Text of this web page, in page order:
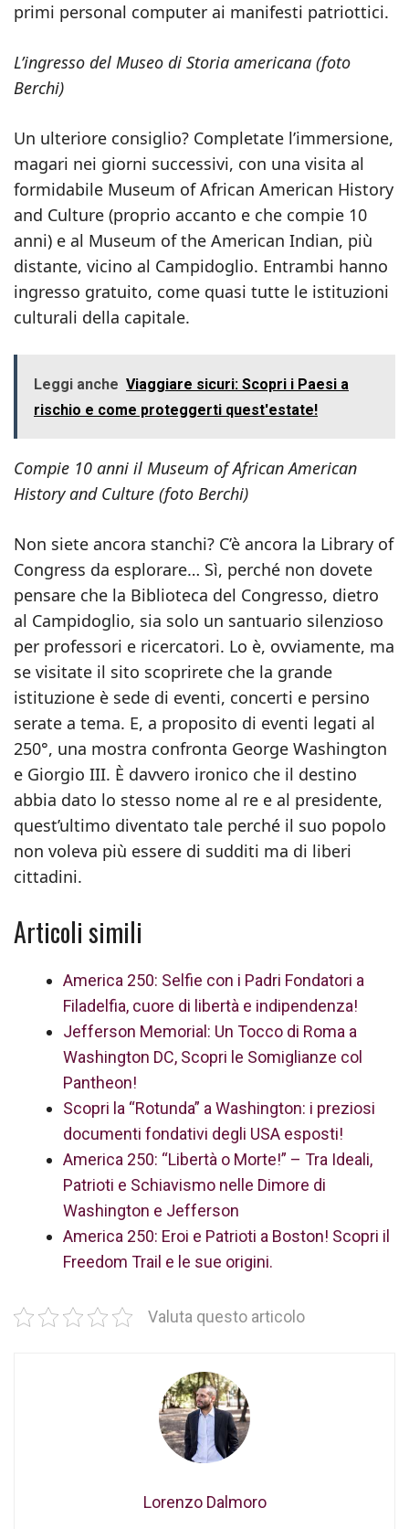
primi personal computer ai manifesti patriottici.
L’ingresso del Museo di Storia americana (foto
Berchi)
Un ulteriore consiglio? Completate l’immersione,
magari nei giorni successivi, con una visita al
formidabile Museum of African American History
and Culture (proprio accanto e che compie 10
anni) e al Museum of the American Indian, più
distante, vicino al Campidoglio. Entrambi hanno
ingresso gratuito, come quasi tutte le istituzioni
culturali della capitale.
Leggi anche Viaggiare sicuri: Scopri i Paesi a
rischio e come proteggerti quest'estate!
Compie 10 anni il Museum of African American
History and Culture (foto Berchi)
Non siete ancora stanchi? C’è ancora la Library of
Congress da esplorare… Sì, perché non dovete
pensare che la Biblioteca del Congresso, dietro
al Campidoglio, sia solo un santuario silenzioso
per professori e ricercatori. Lo è, ovviamente, ma
se visitate il sito scoprirete che la grande
istituzione è sede di eventi, concerti e persino
serate a tema. E, a proposito di eventi legati al
250°, una mostra confronta George Washington
e Giorgio III. È davvero ironico che il destino
abbia dato lo stesso nome al re e al presidente,
quest’ultimo diventato tale perché il suo popolo
non voleva più essere di sudditi ma di liberi
cittadini.
Articoli simili
America 250: Selfie con i Padri Fondatori a
Filadelfia, cuore di libertà e indipendenza!
Jefferson Memorial: Un Tocco di Roma a
Washington DC, Scopri le Somiglianze col
Pantheon!
Scopri la “Rotunda” a Washington: i preziosi
documenti fondativi degli USA esposti!
America 250: “Libertà o Morte!” – Tra Ideali,
Patrioti e Schiavismo nelle Dimore di
Washington e Jefferson
America 250: Eroi e Patrioti a Boston! Scopri il
Freedom Trail e le sue origini.
Valuta questo articolo
Lorenzo Dalmoro